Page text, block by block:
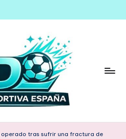
operado tras sufrir una fractura de